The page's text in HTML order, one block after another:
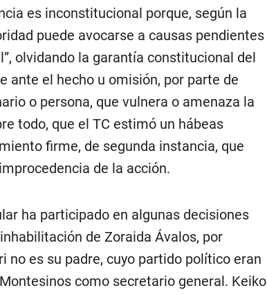
es inconstitucional porque, según la
puede avocarse a causas pendientes
olvidando la garantía constitucional del
ante el hecho u omisión, por parte de
o persona, que vulnera o amenaza la
todo, que el TC estimó un hábeas
firme, de segunda instancia, que
de la acción.
ha participado en algunas decisiones
de Zoraida Ávalos, por
no es su padre, cuyo partido político eran
como secretario general. Keiko